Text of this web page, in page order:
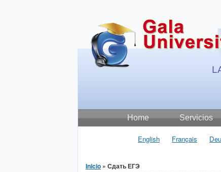
Home Servicios
English Français
Se encuentra usted aquí
Inicio » Сдать ЕГЭ